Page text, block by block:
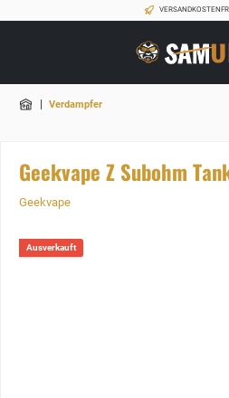
| Verdampfer
Geekvape Z Subohm
Geekvape
Ausverkauft